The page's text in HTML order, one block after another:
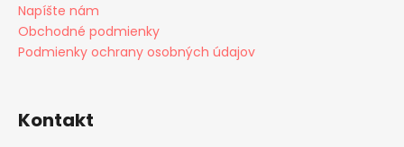
Napíšte nám
Obchodné podmienky
Podmienky ochrany osobných údajov
Kontakt